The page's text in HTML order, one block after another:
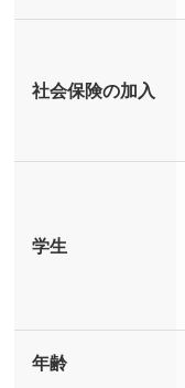
社会保険の加入
学生
年齢